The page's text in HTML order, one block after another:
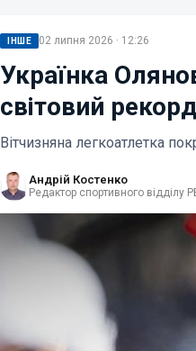
ІНШЕ 02 липня 2026 · 12:26
Українка
світовий
Вітчизняна легкоатлетка
Андрій Костенко
Редактор спортивного відділу